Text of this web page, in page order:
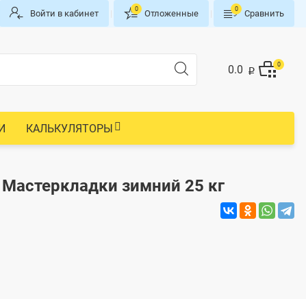
Войти в кабинет | Отложенные
0 | 0 Сравнить
0.0 p
0
КАЛЬКУЛЯТОРЫ
зимний 25 кг